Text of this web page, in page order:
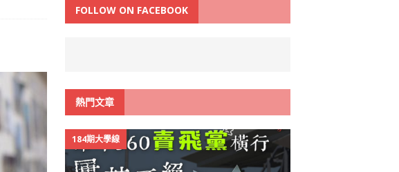
FOLLOW ON FACEBOOK
熱門文章
184期大學線